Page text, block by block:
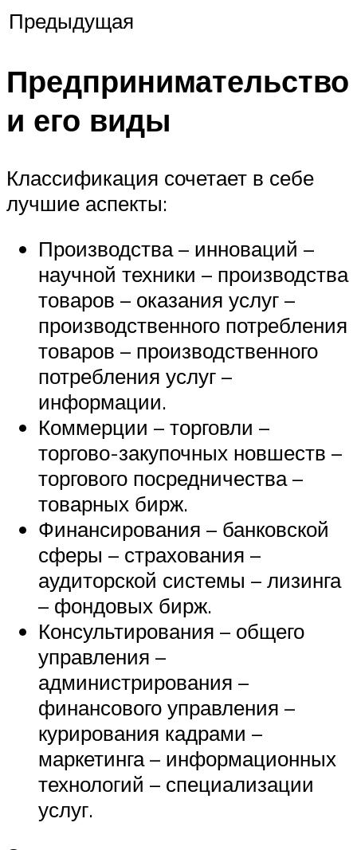
Предыдущая
Предпринимательство
и его виды
Классификация сочетает в себе
лучшие аспекты:
Производства – инноваций –
научной техники – производства
товаров – оказания услуг –
производственного потребления
товаров – производственного
потребления услуг –
информации.
Коммерции – торговли –
торгово-закупочных новшеств –
торгового посредничества –
товарных бирж.
Финансирования – банковской
сферы – страхования –
аудиторской системы – лизинга
– фондовых бирж.
Консультирования – общего
управления –
администрирования –
финансового управления –
курирования кадрами –
маркетинга – информационных
технологий – специализации
услуг.